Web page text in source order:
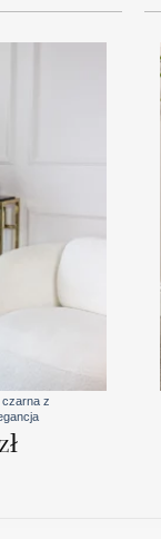
czarna z
zł